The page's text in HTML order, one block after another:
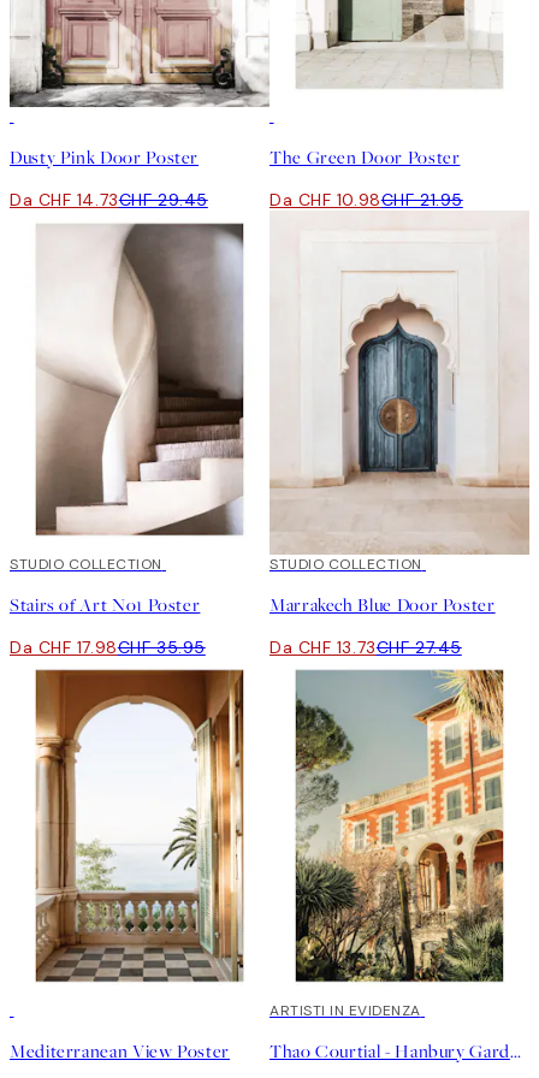
Dusty Pink Door Poster
Da CHF 14.73CHF 29.45
The Green Door Poster
Da CHF 10.98CHF 21.95
50%*
STUDIO COLLECTION
Stairs of Art No1 Poster
Da CHF 17.98CHF 35.95
50%*
STUDIO COLLECTION
Marrakech Blue Door Poster
Da CHF 13.73CHF 27.45
Mediterranean View Poster
40%*
ARTISTI IN EVIDENZA
Thao Courtial - Hanbury Garden No2 Poster